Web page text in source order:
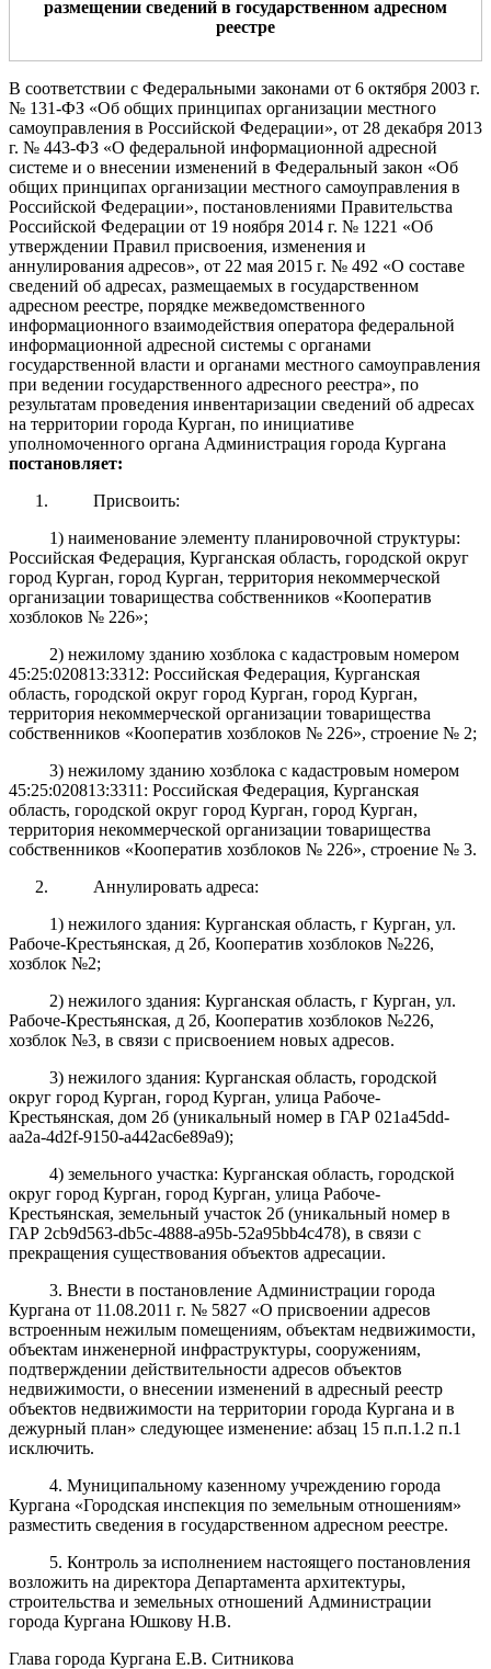
размещении сведений в государственном адресном
реестре
В соответствии с Федеральными законами от 6 октября 2003 г.
№ 131-ФЗ «Об общих принципах организации местного
самоуправления в Российской Федерации», от 28 декабря 2013
г. № 443-ФЗ «О федеральной информационной адресной
системе и о внесении изменений в Федеральный закон «Об
общих принципах организации местного самоуправления в
Российской Федерации», постановлениями Правительства
Российской Федерации от 19 ноября 2014 г. № 1221 «Об
утверждении Правил присвоения, изменения и
аннулирования адресов», от 22 мая 2015 г. № 492 «О составе
сведений об адресах, размещаемых в государственном
адресном реестре, порядке межведомственного
информационного взаимодействия оператора федеральной
информационной адресной системы с органами
государственной власти и органами местного самоуправления
при ведении государственного адресного реестра», по
результатам проведения инвентаризации сведений об адресах
на территории города Курган, по инициативе
уполномоченного органа Администрация города Кургана
постановляет:
Присвоить:
1) наименование элементу планировочной структуры:
Российская Федерация, Курганская область, городской округ
город Курган, город Курган, территория некоммерческой
организации товарищества собственников «Кооператив
хозблоков № 226»;
2) нежилому зданию хозблока с кадастровым номером
45:25:020813:3312: Российская Федерация, Курганская
область, городской округ город Курган, город Курган,
территория некоммерческой организации товарищества
собственников «Кооператив хозблоков № 226», строение № 2;
3) нежилому зданию хозблока с кадастровым номером
45:25:020813:3311: Российская Федерация, Курганская
область, городской округ город Курган, город Курган,
территория некоммерческой организации товарищества
собственников «Кооператив хозблоков № 226», строение № 3.
Аннулировать адреса:
1) нежилого здания: Курганская область, г Курган, ул.
Рабоче-Крестьянская, д 2б, Кооператив хозблоков №226,
хозблок №2;
2) нежилого здания: Курганская область, г Курган, ул.
Рабоче-Крестьянская, д 2б, Кооператив хозблоков №226,
хозблок №3, в связи с присвоением новых адресов.
3)нежилого здания:Курганская область, городской
округ город Курган, город Курган, улица Рабоче-
Крестьянская, дом 2б (уникальный номер в ГАР 021a45dd-
aa2a-4d2f-9150-a442ac6e89a9);
4) земельного участка: Курганская область, городской
округ город Курган, город Курган, улица Рабоче-
Крестьянская, земельный участок 2б (уникальный номер в
ГАР 2cb9d563-db5c-4888-a95b-52a95bb4c478), в связи с
прекращения существования объектов адресации.
3. Внести в постановление Администрации города
Кургана от 11.08.2011 г. № 5827 «О присвоении адресов
встроенным нежилым помещениям, объектам недвижимости,
объектам инженерной инфраструктуры, сооружениям,
подтверждении действительности адресов объектов
недвижимости, о внесении изменений в адресный реестр
объектов недвижимости на территории города Кургана и в
дежурный план» следующее изменение: абзац 15 п.п.1.2 п.1
исключить.
4. Муниципальному казенному учреждению города
Кургана «Городская инспекция по земельным отношениям»
разместить сведения в государственном адресном реестре.
5.Контроль за исполнением настоящего постановления
возложить на директора Департамента архитектуры,
строительства и земельных отношений Администрации
города Кургана Юшкову Н.В.
Глава города Кургана Е.В. Ситникова